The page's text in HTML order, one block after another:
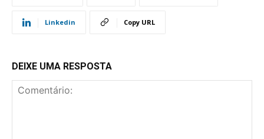
Linkedin Copy URL
DEIXE UMA RESPOSTA